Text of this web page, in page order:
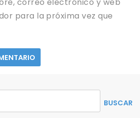
correo electrónico y web
para la próxima vez que